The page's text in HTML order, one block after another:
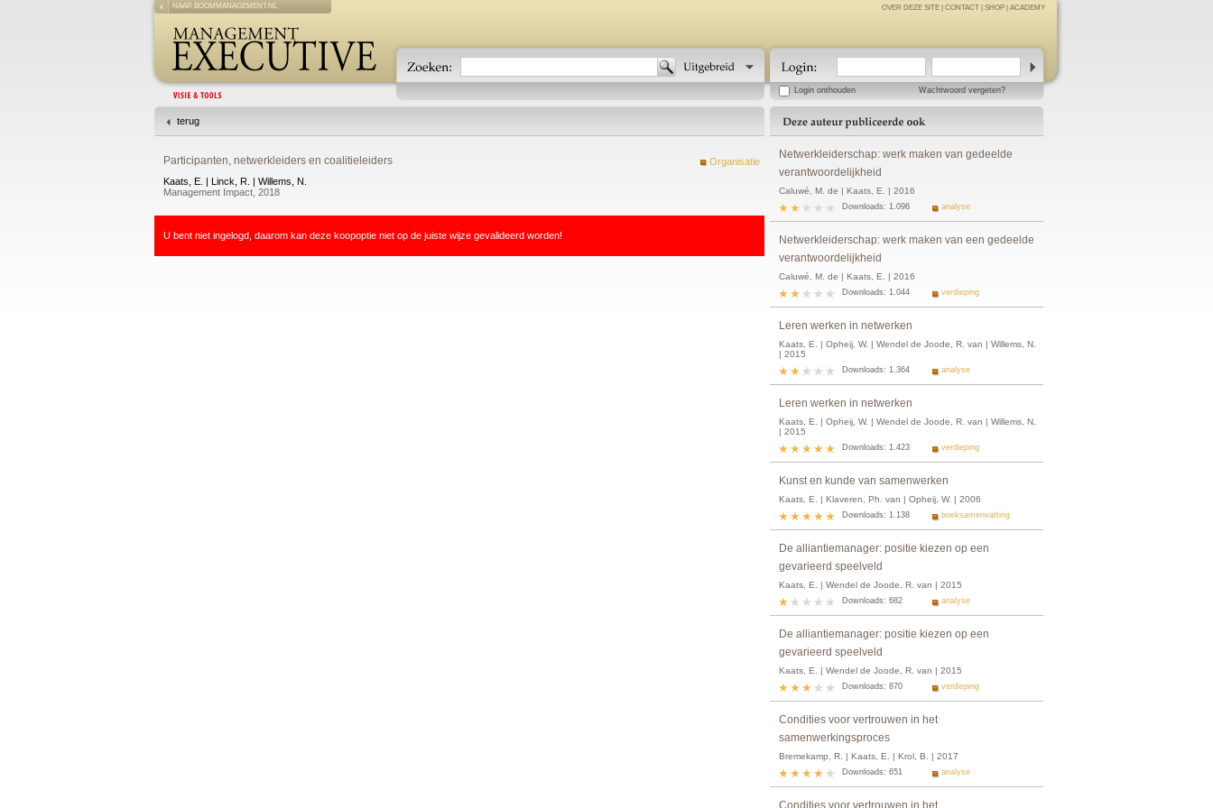
NAAR BOOMMANAGEMENT.NL OVER DEZE SITE CONTACT SHOP ACADEMY
Login onthouden Wachtwoord vergeten?
terug
Organisatie
Participanten, netwerkleiders en coalitieleiders
Kaats, E. | Linck, R. | Willems, N.
Management Impact, 2018
U bent niet ingelogd, daarom kan deze koopoptie niet op de juiste wijze gevalideerd worden!
Netwerkleiderschap: werk maken van gedeelde
verantwoordelijkheid
Caluwé, M. de | Kaats, E. | 2016
Downloads: 1.096 analyse
Netwerkleiderschap: werk maken van een gedeelde
verantwoordelijkheid
Caluwé, M. de | Kaats, E. | 2016
Downloads: 1.044 verdieping
Leren werken in netwerken
Kaats, E. | Opheij, W. | Wendel de Joode, R. van | Willems, N.
| 2015
Downloads: 1.364 analyse
Leren werken in netwerken
Kaats, E. | Opheij, W. | Wendel de Joode, R. van | Willems, N.
| 2015
Downloads: 1.423 verdieping
Kunst en kunde van samenwerken
Kaats, E. | Klaveren, Ph. van | Opheij, W. | 2006
Downloads: 1.138 boeksamenvatting
De alliantiemanager: positie kiezen op een
gevarieerd speelveld
Kaats, E. | Wendel de Joode, R. van | 2015
Downloads: 682 analyse
De alliantiemanager: positie kiezen op een
gevarieerd speelveld
Kaats, E. | Wendel de Joode, R. van | 2015
Downloads: 870 verdieping
Condities voor vertrouwen in het
samenwerkingsproces
Bremekamp, R. | Kaats, E. | Krol, B. | 2017
Downloads: 651 analyse
Condities voor vertrouwen in het